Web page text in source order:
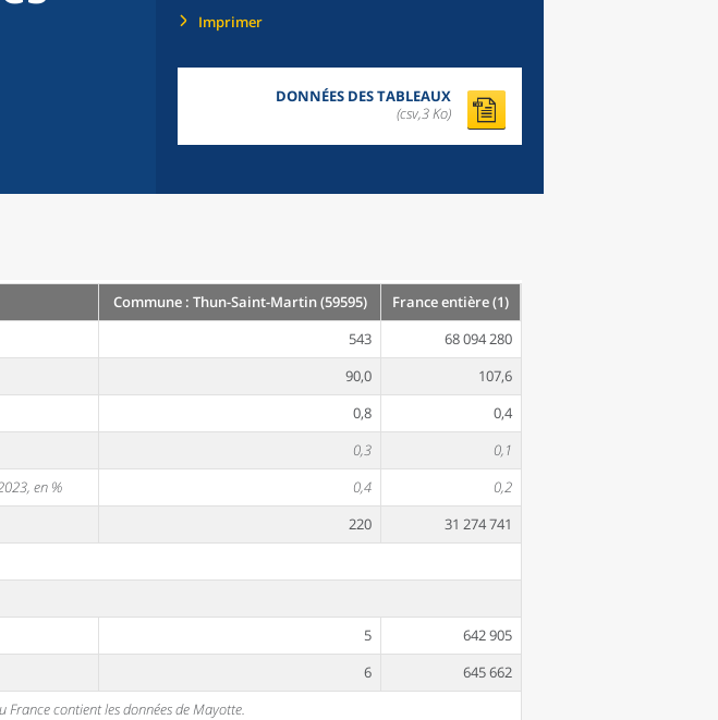
Imprimer
DONNÉES DES TABLEAUX
(csv,3 Ko)
Commune : Thun-Saint-Martin (59595)
France entière (1)
543
68 094 280
90,0
107,6
0,8
0,4
0,3
0,1
en %
0,4
0,2
220
31 274 741
5
642 905
6
645 662
France contient les données de Mayotte.